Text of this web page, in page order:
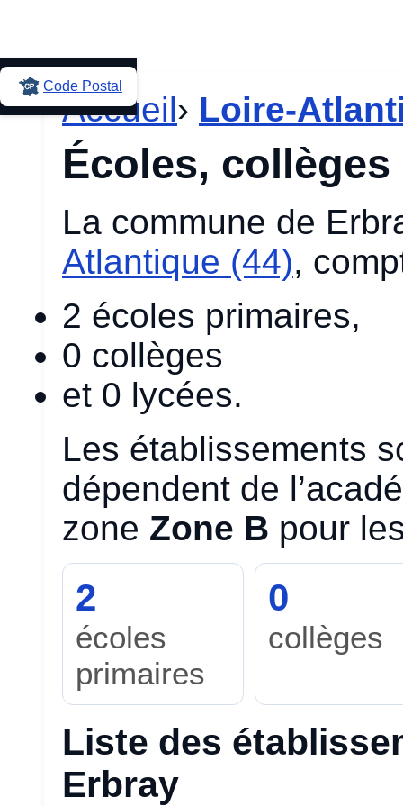
Code Postal
Accueil› Loire-
Écoles,
La commune de
Atlantique (44),
2 écoles primaires,
0 collèges
et 0 lycées.
Les établissements
dépendent de
zone Zone B pour
2
écoles
primaires
0
collèges
Liste des
Erbray